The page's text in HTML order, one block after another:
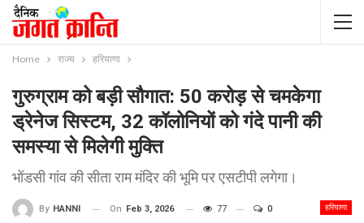
Home राज्य हरियाणा
गुरुग्राम को बड़ी सौगात: 50 करोड़ से चमकेगा
ड्रेनेज सिस्टम, 32 कॉलोनियों को गंदे पानी की
समस्या से मिलेगी मुक्ति
भोंडसी गांव की सीता राम मंदिर की भूमि पर एसटीपी लगेगा।
हरियाणा
By HANNI On Feb 3, 2026 77 0